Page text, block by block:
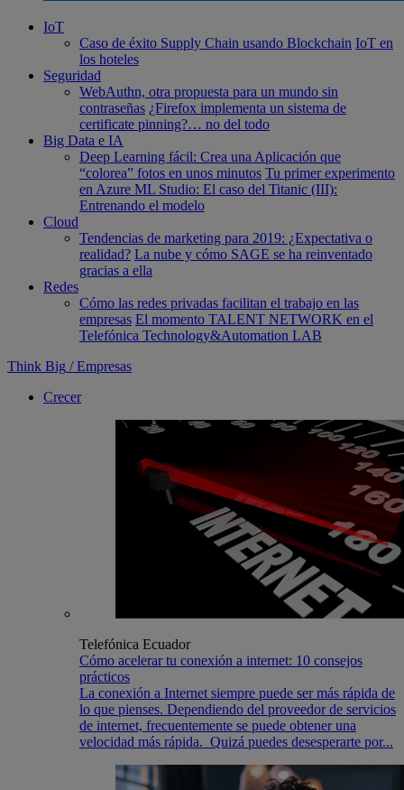
IoT
Caso de éxito Supply Chain usando Blockchain IoT en
los hoteles
Seguridad
WebAuthn, otra propuesta para un mundo sin
contraseñas ¿Firefox implementa un sistema de
certificate pinning?… no del todo
Big Data e IA
Deep Learning fácil: Crea una Aplicación que
“colorea” fotos en unos minutos Tu primer experimento
en Azure ML Studio: El caso del Titanic (III):
Entrenando el modelo
Cloud
Tendencias de marketing para 2019: ¿Expectativa o
realidad? La nube y cómo SAGE se ha reinventado
gracias a ella
Redes
Cómo las redes privadas facilitan el trabajo en las
empresas El momento TALENT NETWORK en el
Telefónica Technology&Automation LAB
Think Big / Empresas
Crecer
Telefónica Ecuador
Cómo acelerar tu conexión a internet: 10 consejos
prácticos
La conexión a Internet siempre puede ser más rápida de
lo que pienses. Dependiendo del proveedor de servicios
de internet, frecuentemente se puede obtener una
velocidad más rápida. Quizá puedes desesperarte por...